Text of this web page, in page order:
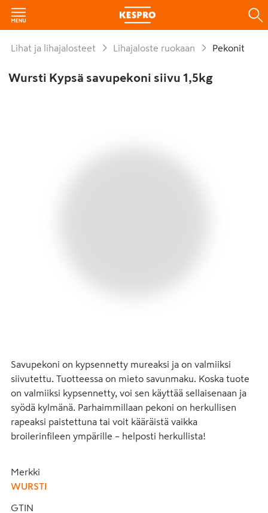
Lihat ja lihajalosteet Lihajaloste ruokaan Pekonit
Wursti Kypsä savupekoni siivu 1,5kg
Savupekoni on kypsennetty mureaksi ja on valmiiksi
siivutettu. Tuotteessa on mieto savunmaku. Koska tuote
on valmiiksi kypsennetty, voi sen käyttää sellaisenaan ja
syödä kylmänä. Parhaimmillaan pekoni on herkullisen
rapeaksi paistettuna tai voit kääräistä vaikka
broilerinfileen ympärille – helposti herkullista!
Merkki
WURSTI
GTIN